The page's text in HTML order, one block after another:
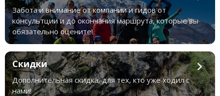
Забота и внимание от компании и гидов от
консультции и до окончания маршрута, которые вы
обязательно оцените!
Скидки
Дополнительная скидка, для тех, кто уже ходил с
нами!